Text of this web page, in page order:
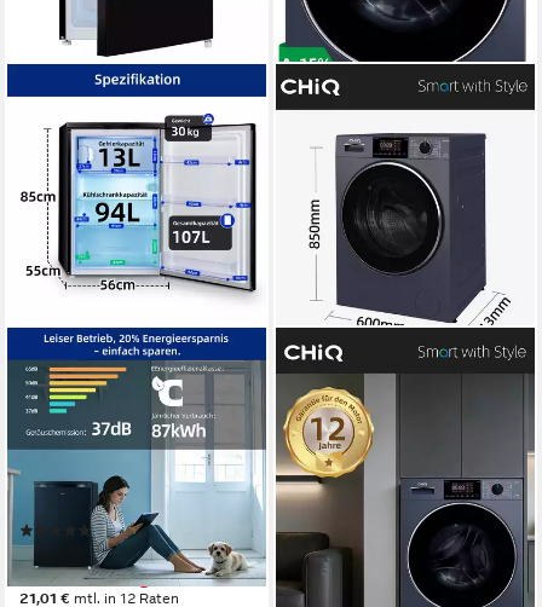
Table Top Kühlschrank
CTT107BC
54.9 x 84.5 x 55.6 cm B/H/T
13 l Kapazität Frieren
Produktdatenblatt
(4)
229,99 € UVP 599,99 €
nur bis Dienstag
21,01 € mtl. in 12 Raten
CHIQ
Waschmaschine Pure Flat
Design CW8728X
8 kg Kapazität Waschen
76 dB(A)
Betriebsgeräusch
1400 U/min
Schleuderdrehzahl
339,99 € 509,99 €
nur bis Dienstag
16,89 € mtl. in 24 Raten